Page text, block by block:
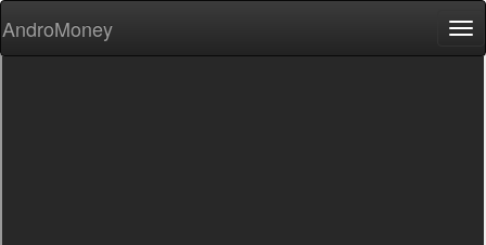
AndroMoney